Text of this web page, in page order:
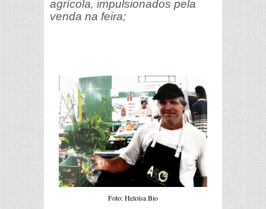
agrícola, impulsionados pela
venda na feira;
Foto: Heloisa Bio